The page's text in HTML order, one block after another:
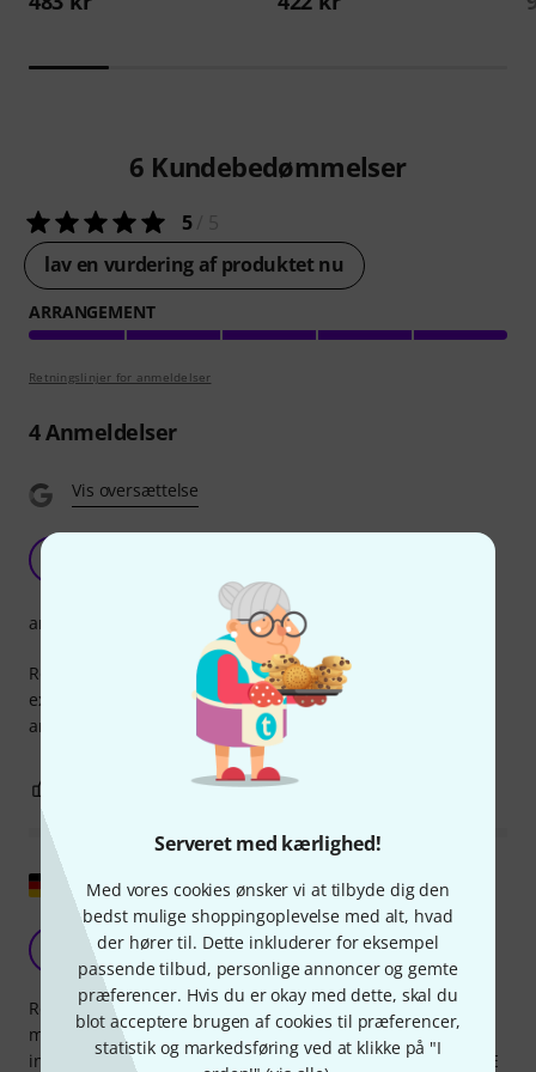
Serveret med kærlighed!
Med vores cookies ønsker vi at tilbyde dig den
bedst mulige shoppingoplevelse med alt, hvad
der hører til. Dette inkluderer for eksempel
passende tilbud, personlige annoncer og gemte
præferencer. Hvis du er okay med dette, skal du
blot acceptere brugen af cookies til præferencer,
statistik og markedsføring ved at klikke på "I
6 Kundebedømmelser
5/ 5
lav en vurdering af produktet nu
ARRANGEMENT
Retningslinjer for anmeldelser
4Anmeldelser
Vis oversættelse
Real book is a class in its own way. This edition is another
example. And it is great to be able to let go of the old notes
and have everything nicely organized.
arrangement
ANMELD BEDØMMELSE
Vis original
Rigtig gode noder til mange formål
Lutz aus L. 25.04.2016
Real Rock Books i C er opbygget som følger: - Vokal- og
melodipartierne er skrevet i én og flere stemmer for C-
instrumenter. (Kun noter - INGEN tabs - det er absolut IKKE